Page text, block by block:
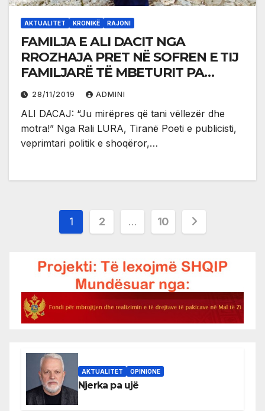
AKTUALITET KRONIKË RAJONI
FAMILJA E ALI DACIT NGA
RROZHAJA PRET NË SOFREN E TIJ
FAMILJARË TË MBETURIT PA
STREHË NGA TËRMETI NË
SHQIPËRI
28/11/2019 ADMINI
ALI DACAJ: “Ju mirëpres që tani vëllezër dhe
motra!” Nga Rali LURA, Tiranë Poeti e publicisti,
veprimtari politik e shoqëror,…
Posts
1 2 … 10
AKTUALITET OPINIONE
Njerka pa ujë